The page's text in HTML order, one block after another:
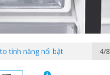
tính năng nổi bật 5/8